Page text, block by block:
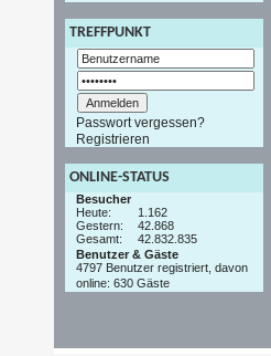
TREFFPUNKT
Passwort vergessen?
Registrieren
ONLINE-STATUS
Besucher
Heute:
1.162
Gestern:
42.868
Gesamt:
42.832.835
Benutzer & Gäste
4797 Benutzer registriert, davon
online: 630 Gäste